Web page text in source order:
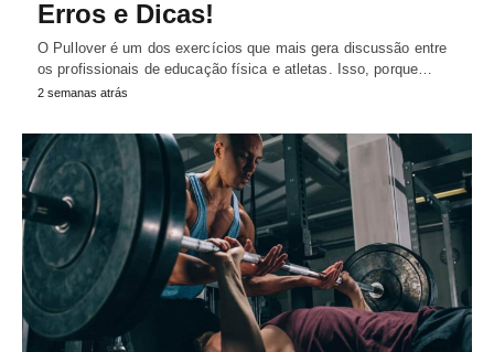
Erros e Dicas!
O Pullover é um dos exercícios que mais gera discussão entre
os profissionais de educação física e atletas. Isso, porque…
2 semanas atrás